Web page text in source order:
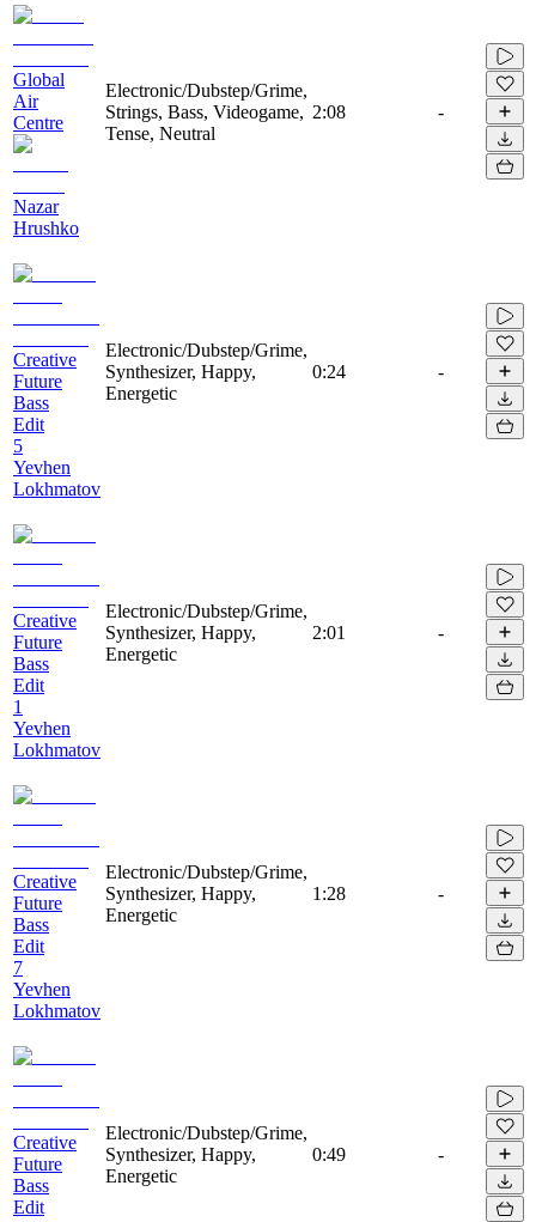
Global
Air
Centre
Nazar
Hrushko
Electronic/Dubstep/Grime,
Strings, Bass, Videogame,
Tense, Neutral
2:08 -
Creative
Future
Bass
Edit
5
Yevhen
Lokhmatov
Electronic/Dubstep/Grime,
Synthesizer, Happy,
Energetic
0:24 -
Creative
Future
Bass
Edit
1
Yevhen
Lokhmatov
Electronic/Dubstep/Grime,
Synthesizer, Happy,
Energetic
2:01 -
Creative
Future
Bass
Edit
7
Yevhen
Lokhmatov
Electronic/Dubstep/Grime,
Synthesizer, Happy,
Energetic
1:28 -
Creative
Future
Bass
Edit
Electronic/Dubstep/Grime,
Synthesizer, Happy,
Energetic
0:49 -